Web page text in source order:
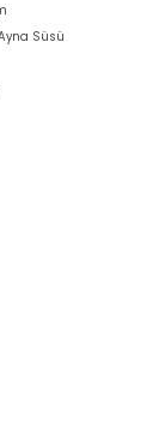
Süsü